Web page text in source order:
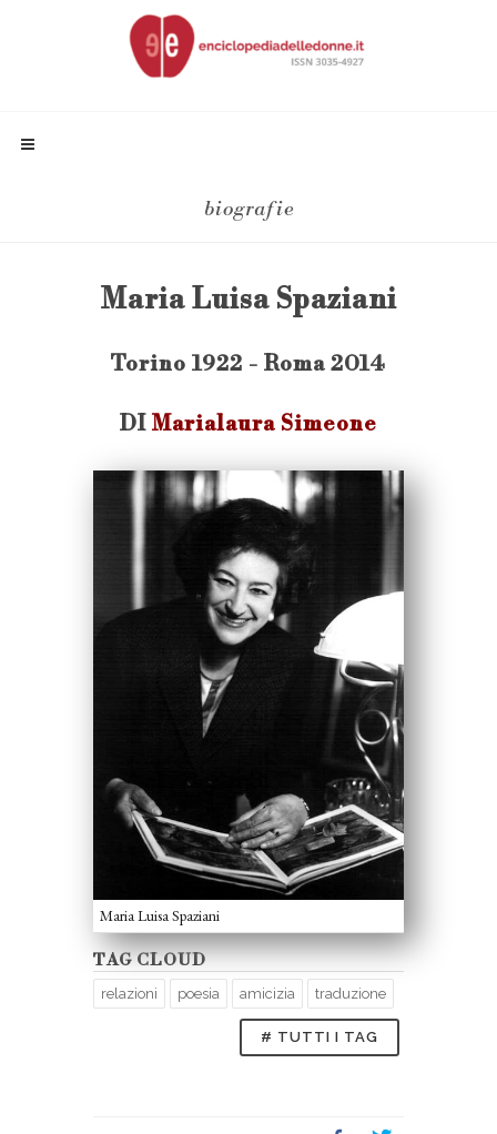
biografie
Maria Luisa Spaziani
Torino 1922 - Roma 2014
DI Marialaura Simeone
Maria Luisa Spaziani
TAG CLOUD
relazioni poesia amicizia traduzione
# TUTTI I TAG